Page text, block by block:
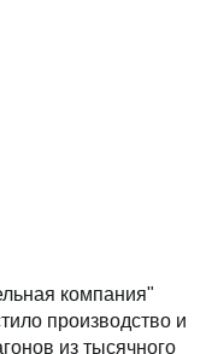
компания"
производство и
из тысячного